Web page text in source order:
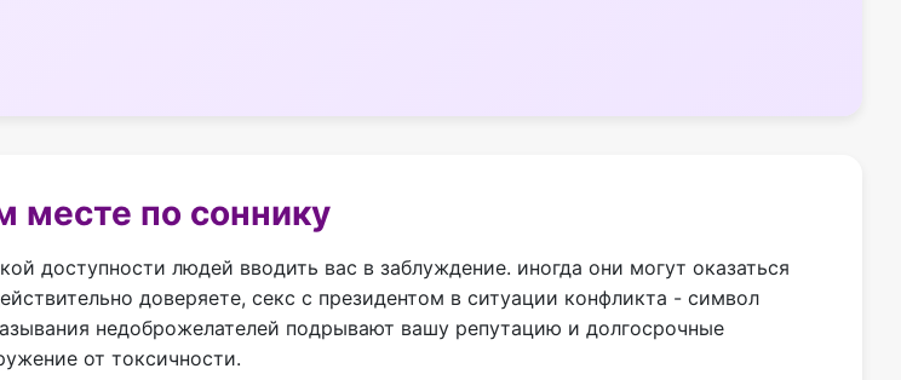
месте по соннику
доступности людей вводить вас в заблуждение. иногда они могут оказаться
доверяете, секс с президентом в ситуации конфликта - символ
недоброжелателей подрывают вашу репутацию и долгосрочные
от токсичности.